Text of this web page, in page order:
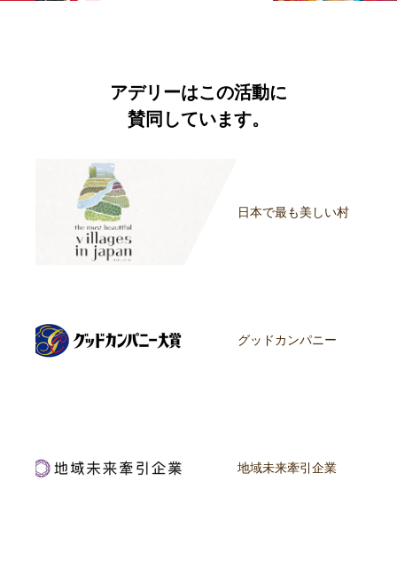
アデリーはこの活動に
賛同しています。
日本で最も美しい村
グッドカンパニー
地域未来牽引企業